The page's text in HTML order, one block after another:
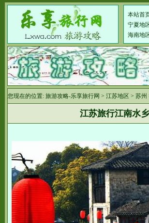
本站首
宁夏地
海南地
您现在的位置: 旅游攻略-乐享旅行网 > 江苏地区 > 苏州
江苏旅行江南水